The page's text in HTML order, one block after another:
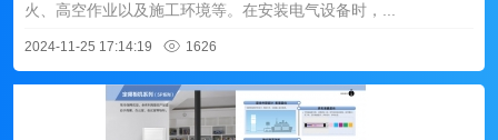
火、高空作业以及施工环境等。在安装电气设备时，...
2024-11-25 17:14:19 1626